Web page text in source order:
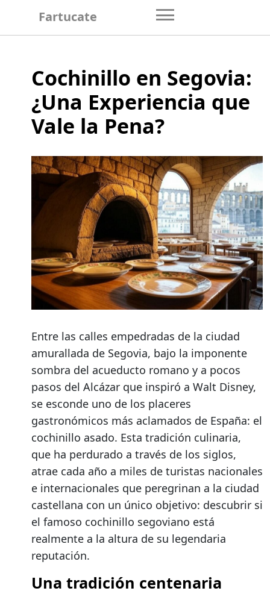
content
Fartucate
Cochinillo en Segovia:
¿Una Experiencia que
Vale la Pena?
Entre las calles empedradas de la ciudad
amurallada de Segovia, bajo la imponente
sombra del acueducto romano y a pocos
pasos del Alcázar que inspiró a Walt Disney,
se esconde uno de los placeres
gastronómicos más aclamados de España: el
cochinillo asado. Esta tradición culinaria,
que ha perdurado a través de los siglos,
atrae cada año a miles de turistas nacionales
e internacionales que peregrinan a la ciudad
castellana con un único objetivo: descubrir si
el famoso cochinillo segoviano está
realmente a la altura de su legendaria
reputación.
Una tradición centenaria